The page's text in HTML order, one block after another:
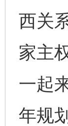
西关
家主
一起
年规